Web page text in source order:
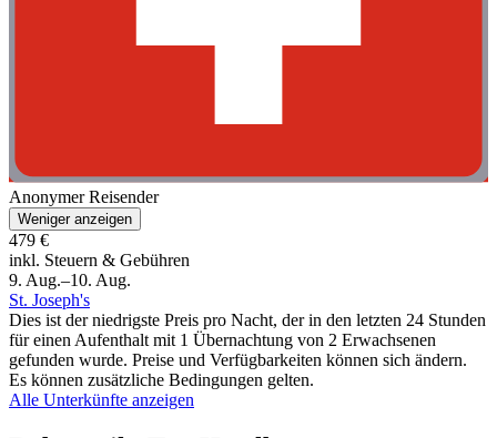
Anonymer Reisender
Weniger anzeigen
479 €
inkl. Steuern & Gebühren
9. Aug.–10. Aug.
St. Joseph's
Dies ist der niedrigste Preis pro Nacht, der in den letzten 24 Stunden
für einen Aufenthalt mit 1 Übernachtung von 2 Erwachsenen
gefunden wurde. Preise und Verfügbarkeiten können sich ändern.
Es können zusätzliche Bedingungen gelten.
Alle Unterkünfte anzeigen